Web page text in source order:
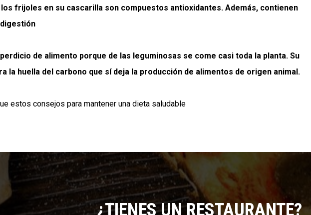
frijoles en su cascarilla son compuestos antioxidantes. Además, contienen
de alimento porque de las leguminosas se come casi toda la planta. Su
la huella del carbono que sí deja la producción de alimentos de origen animal.
estos consejos para mantener una dieta saludable
¿TIENES UN RESTAURANTE?